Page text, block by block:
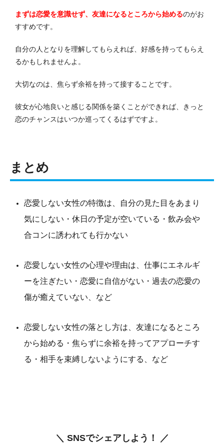
まずは恋愛を意識せず、友達になるところから始めるのがお
すすめです。
自分の人となりを理解してもらえれば、好感を持ってもらえ
るかもしれませんよ。
大切なのは、焦らず余裕を持って接することです。
彼女が心地良いと感じる関係を築くことができれば、きっと
恋のチャンスはいつか巡ってくるはずですよ。
まとめ
恋愛しない女性の特徴は、自分の見た目をあまり
気にしない・休日の予定が空いている・飲み会や
合コンに誘われても行かない
恋愛しない女性の心理や理由は、仕事にエネルギ
ーを注ぎたい・恋愛に自信がない・過去の恋愛の
傷が癒えていない、など
恋愛しない女性の落とし方は、友達になるところ
から始める・焦らずに余裕を持ってアプローチす
る・相手を束縛しないようにする、など
＼ SNSでシェアしよう！ ／